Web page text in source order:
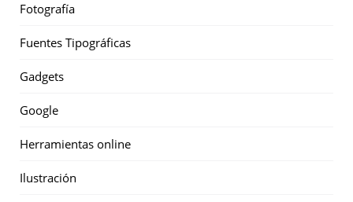
Fotografía
Fuentes Tipográficas
Gadgets
Google
Herramientas online
Ilustración